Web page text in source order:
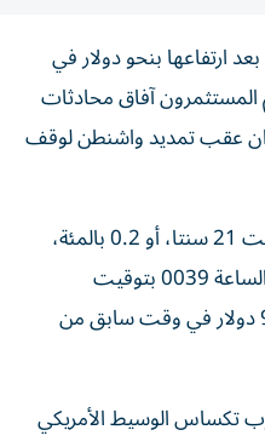
ارتفاعها بنحو دولار في
المستثمرون آفاق محادثات
عقب تمديد واشنطن لوقف
وانخفضت العقود الآجلة لخام برنت 21 سنتا، أو 0.2 بالمئة،
إلى 98.27 دولار للبرميل ​بحلول الساعة 0039 ⁠بتوقيت
جرينتش، بعد أن لامست 99.38 دولار في وقت سابق من
تكساس ‌الوسيط الأمريكي